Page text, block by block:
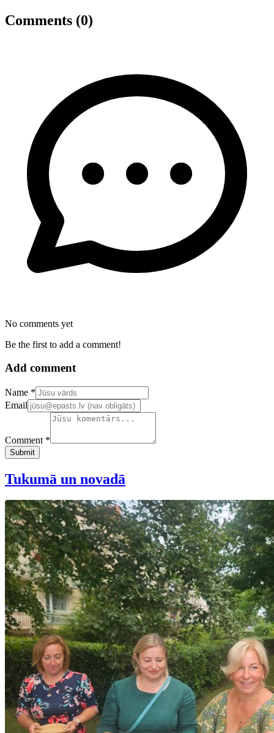
Comments (0)
No comments yet
Be the first to add a comment!
Add comment
Confirm your email address
Name *
Email
Comment *
Submit
Tukumā un novadā